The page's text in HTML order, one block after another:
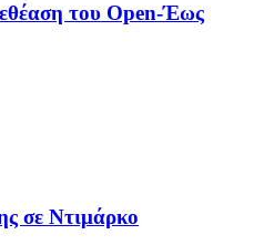
του Open-Έως
σε Ντιμάρκο